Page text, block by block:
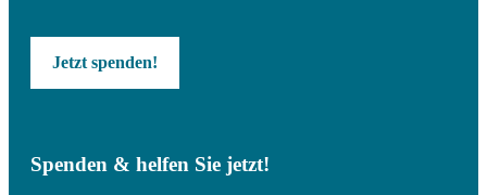
Jetzt spenden!
Spenden & helfen Sie jetzt!